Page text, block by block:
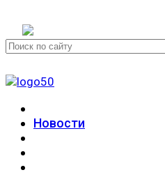
Новости